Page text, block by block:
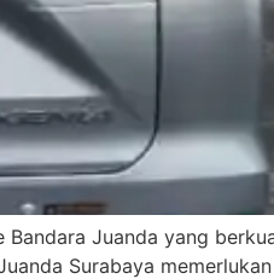
Juanda yang
Surabaya